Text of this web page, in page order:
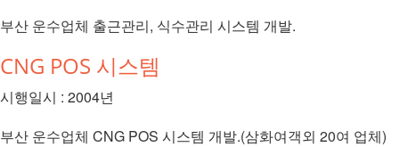
부산 운수업체 출근관리, 식수관리 시스템 개발.
CNG POS 시스템
시행일시 : 2004년
부산 운수업체 CNG POS 시스템 개발.(삼화여객외 20여 업체)